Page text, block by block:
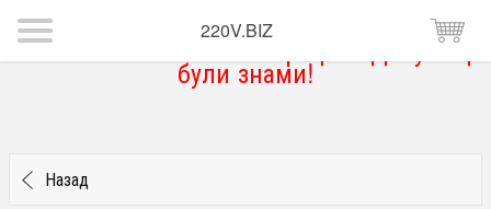
Магазин тимчасово не працює. Дякую що
були знами!
220V.BIZ
Назад